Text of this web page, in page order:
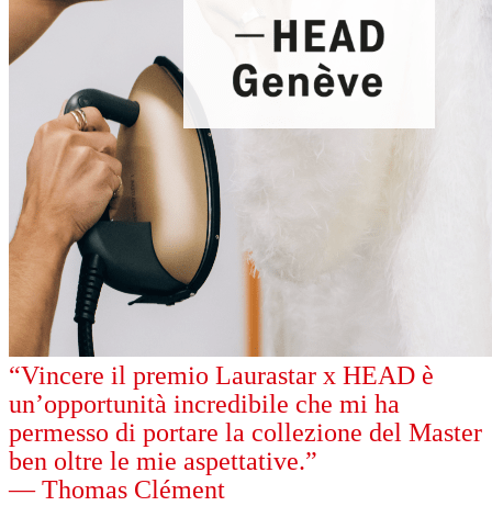
“Vincere il premio Laurastar x HEAD è
un’opportunità incredibile che mi ha
permesso di portare la collezione del Master
ben oltre le mie aspettative.”
— Thomas Clément